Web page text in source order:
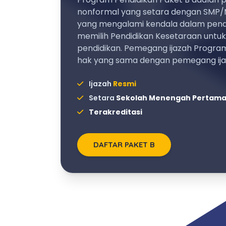
nonformal yang setara dengan
yang mengalami kendala dalam
memilih Pendidikan Kesetaraan
pendidikan. Pemegang ijazah
hak yang sama dengan pemegang
Ijazah Resmi
Setara Sekolah Menengah Pertama
Terakreditasi
DAFTAR PAKET B